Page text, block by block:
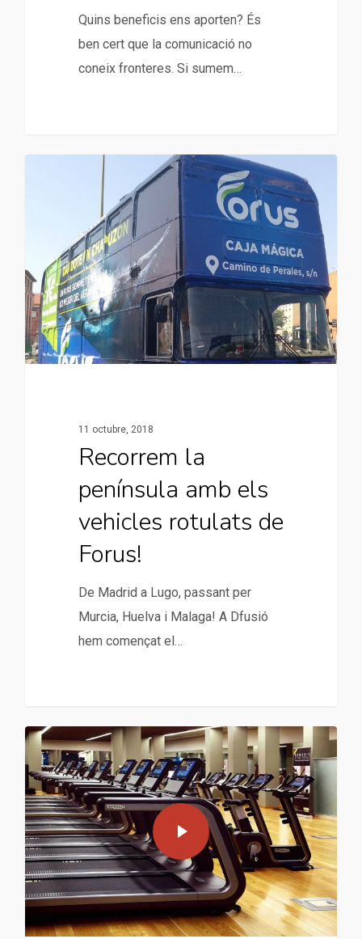
Quins beneficis ens aporten? És
ben cert que la comunicació no
coneix fronteres. Si sumem…
11 octubre, 2018
Recorrem la
península amb els
vehicles rotulats de
Forus!
De Madrid a Lugo, passant per
Murcia, Huelva i Malaga! A Dfusió
hem començat el…